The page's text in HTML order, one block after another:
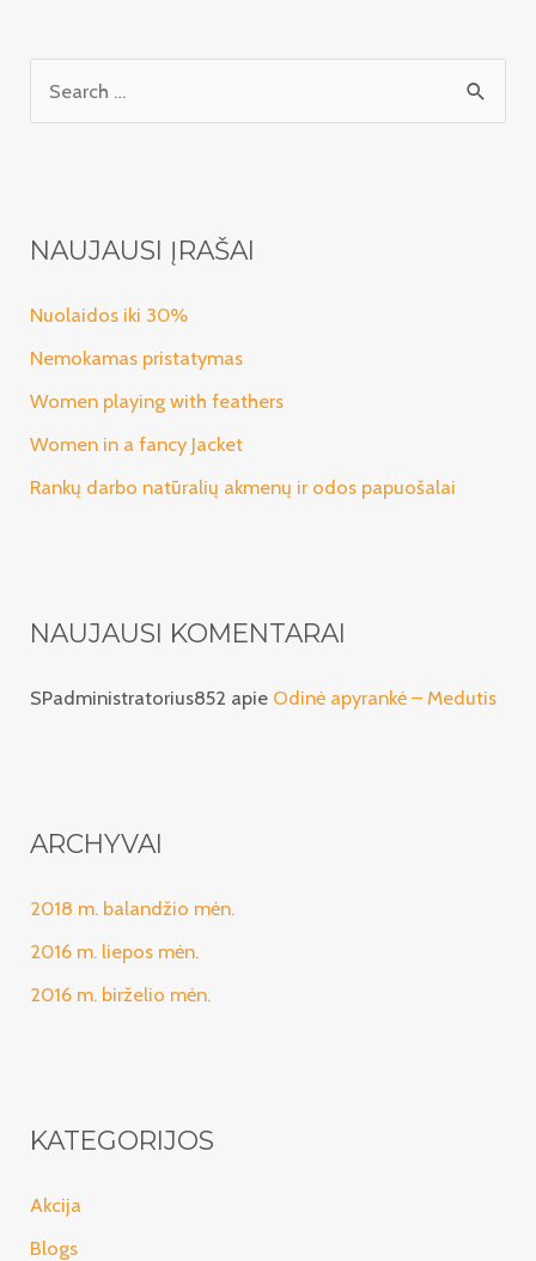
t
i
NAUJAUSI ĮRAŠAI
Nuolaidos iki 30%
Nemokamas pristatymas
Women playing with feathers
Women in a fancy Jacket
Rankų darbo natūralių akmenų ir odos papuošalai
NAUJAUSI KOMENTARAI
SPadministratorius852 apie Odinė apyrankė – Medutis
ARCHYVAI
2018 m. balandžio mėn.
2016 m. liepos mėn.
2016 m. birželio mėn.
KATEGORIJOS
Akcija
Blogs